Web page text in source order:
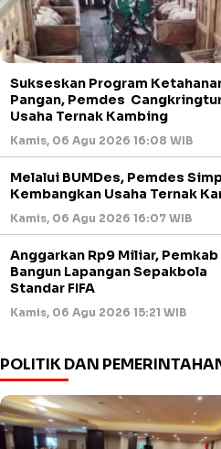
Sukseskan Program
Pangan, Pemdes
Usaha Ternak Kambing
Kamis, 06 Agu 2026 16:08 WIB
Melalui BUMDes, Pemdes
Kembangkan Usaha Ternak
Kamis, 06 Agu 2026 16:07 WIB
Anggarkan Rp9 Miliar, Pemkab
Bangun Lapangan Sepakbola
Standar FIFA
Kamis, 06 Agu 2026 15:21 WIB
POLITIK DAN